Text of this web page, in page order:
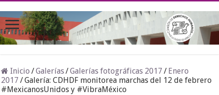
Inicio /Galerías/Galerías fotográficas 2017 / Enero
2017 /Galería: CDHDF monitorea marchas del 12 de febrero
#MexicanosUnidos y #VibraMéxico